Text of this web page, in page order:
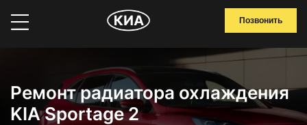
Позвонить
Ремонт радиатора охлаждения
KIA Sportage 2